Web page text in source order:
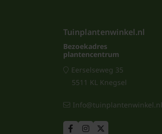
Tuinplantenwinkel.nl
Bezoekadres
plantencentrum
Eerselseweg 35
5511 KL Knegsel
Info@tuinplantenwinkel.nl